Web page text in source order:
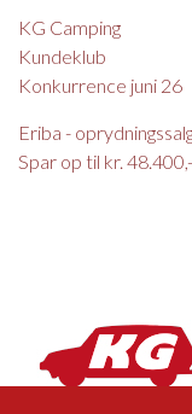
KG Camping
Kundeklub
Konkurrence juni 26
Eriba -
Spar op til kr. 48.400,-